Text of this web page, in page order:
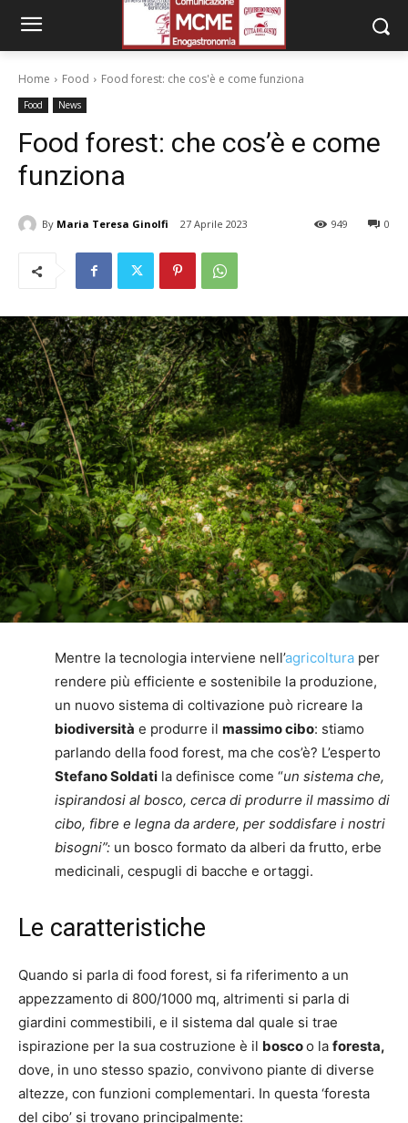
Home Food Food forest: che cos'è e come funziona
Food News
Food forest: che cos’è e come
funziona
By Maria Teresa Ginolfi 27 Aprile 2023 0
949
Mentre la tecnologia interviene nell’agricoltura per
rendere più efficiente e sostenibile la produzione,
un nuovo sistema di coltivazione può ricreare la
biodiversità e produrre il massimo cibo: stiamo
parlando della food forest, ma che cos’è? L’esperto
Stefano Soldati la definisce come “un sistema che,
ispirandosi al bosco, cerca di produrre il massimo di
cibo, fibre e legna da ardere, per soddisfare i nostri
bisogni”: un bosco formato da alberi da frutto, erbe
medicinali, cespugli di bacche e ortaggi.
Le caratteristiche
Quando si parla di food forest, si fa riferimento a un
appezzamento di 800/1000 mq, altrimenti si parla di
giardini commestibili, e il sistema dal quale si trae
ispirazione per la sua costruzione è il boscoo la foresta,
dove, in uno stesso spazio, convivono piante di diverse
altezze, con funzioni complementari. In questa ‘foresta
del cibo’ si trovano principalmente: